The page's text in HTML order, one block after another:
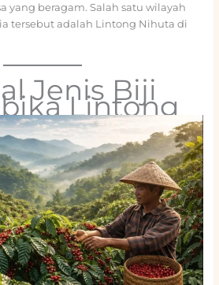
yang beragam. Salah satu wilayah
tersebut adalah Lintong Nihuta di
Jenis Biji
Lintong